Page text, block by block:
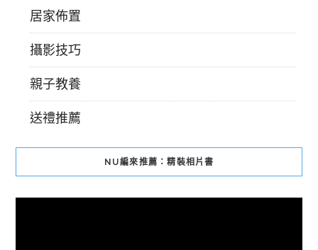
居家佈置
攝影技巧
親子教養
送禮推薦
NU編來推薦：精裝相片書